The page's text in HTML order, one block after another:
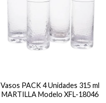
Vasos PACK 4 Unidades 315 ml
MARTILLA Modelo XFL-18046